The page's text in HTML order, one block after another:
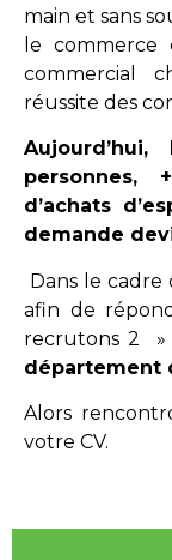
main et sans
le
commercial
réussite des
Aujourd’hui,
personnes,
d’achats
demande
Dans le
afin de
recrutons 2 »
département
Alors
votre CV.